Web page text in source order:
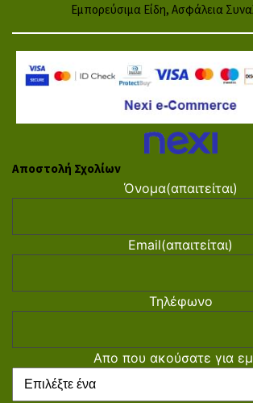
Εμπορεύσιμα Είδη, Ασφάλεια
Αποστολή Σχολίων
Όνομα(απαιτείται)
Email(απαιτείται)
Τηλέφωνο
Απο που ακούσατε για